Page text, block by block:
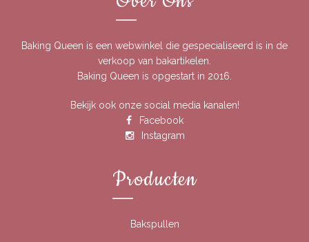
Baking Queen is een webwinkel die gespecialiseerd is in de
verkoop van bakartikelen.
Baking Queen is opgestart in 2016.
Bekijk ook onze social media kanalen!
Facebook
Instagram
Producten
Bakspullen